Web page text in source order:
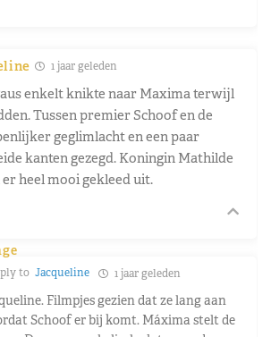
1 jaar geleden
enkelt knikte naar Maxima terwijl
Tussen premier Schoof en de
geglimlacht en een paar
kanten gezegd. Koningin Mathilde
er heel mooi gekleed uit.
to Jacqueline 1 jaar geleden
Filmpjes gezien dat ze lang aan
Schoof er bij komt. Máxima stelt de